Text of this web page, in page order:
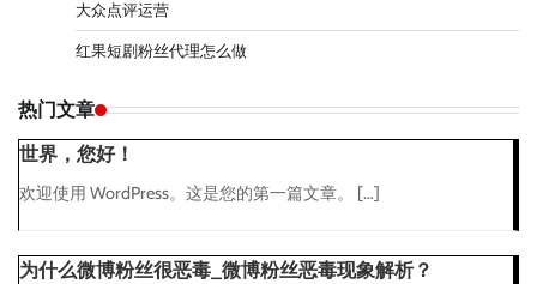
大众点评运营
红果短剧粉丝代理怎么做
热门文章
世界，您好！
欢迎使用 WordPress。这是您的第一篇文章。 […]
为什么微博粉丝很恶毒_微博粉丝恶毒现象解析？